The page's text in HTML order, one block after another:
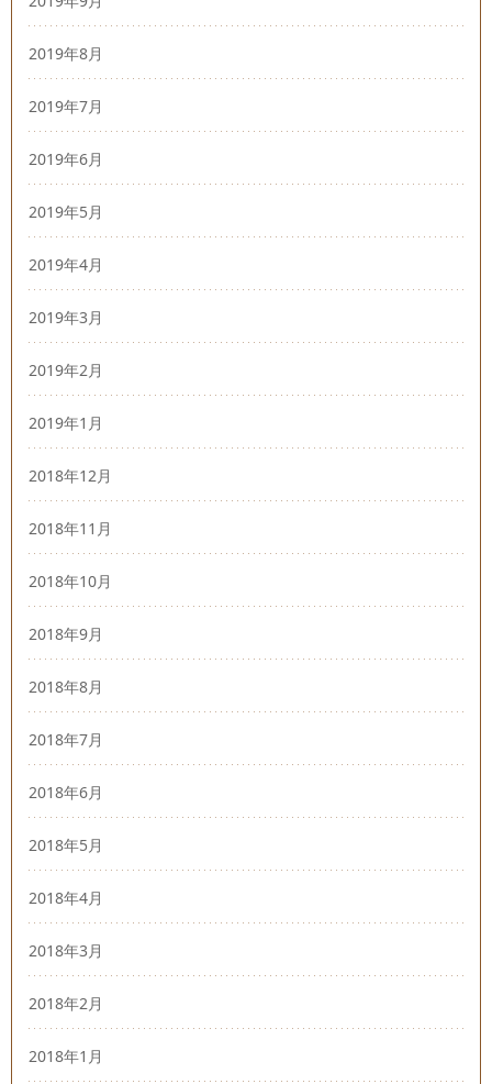
2019年8月
2019年7月
2019年6月
2019年5月
2019年4月
2019年3月
2019年2月
2019年1月
2018年12月
2018年11月
2018年10月
2018年9月
2018年8月
2018年7月
2018年6月
2018年5月
2018年4月
2018年3月
2018年2月
2018年1月